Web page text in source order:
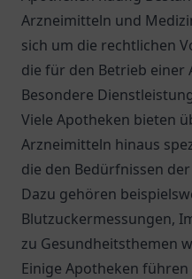
Arzneimitteln und
sich um die rechtlichen
die für den Betrieb
Besondere
Viele Apotheken bieten
Arzneimitteln hinaus
die den Bedürfnissen
Dazu gehören
Blutzuckermessungen,
zu Gesundheitsthemen
Einige Apotheken